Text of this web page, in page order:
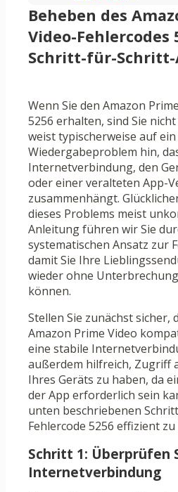
Beheben des
Video-Fehlercodes
Schritt-für-
Wenn Sie den Amazon
5256 erhalten, sind Sie
weist typischerweise auf ein
Wiedergabeproblem hin,
Internetverbindung, den
oder einer veralteten App-
zusammenhängt.
dieses Problems meist
Anleitung führen wir Sie
systematischen Ansatz zur
damit Sie Ihre
wieder ohne
können.
Stellen Sie zunächst sicher,
Amazon Prime Video
eine stabile
außerdem hilfreich, Zugriff
Ihres Geräts zu haben, da
der App erforderlich sein
unten beschriebenen
Fehlercode 5256 effizient
Schritt 1: Überprüfen
Internetverbindung